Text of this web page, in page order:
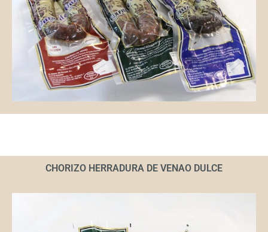
CHORIZO HERRADURA DE VENAO DULCE